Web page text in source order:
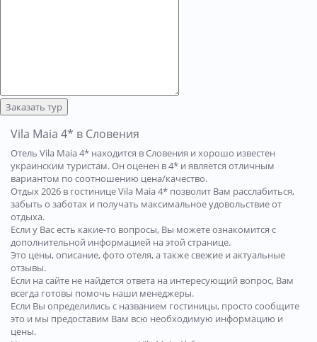
Заказать тур
Vila Maia 4* в Словения
Отель Vila Maia 4* находится в Словения и хорошо известен
украинским туристам. Он оценен в 4* и является отличным
вариантом по соотношению цена/качество.
Отдых 2026 в гостинице Vila Maia 4* позволит Вам расслабиться,
забыть о заботах и получать максимальное удовольствие от
отдыха.
Если у Вас есть какие-то вопросы, Вы можете ознакомится с
дополнительной информацией на этой странице.
Это цены, описание, фото отеля, а также свежие и актуальные
отзывы.
Если на сайте не найдется ответа на интересующий вопрос, Вам
всегда готовы помочь наши менеджеры.
Если Вы определились с названием гостиницы, просто сообщите
это и мы предоставим Вам всю необходимую информацию и
цены.